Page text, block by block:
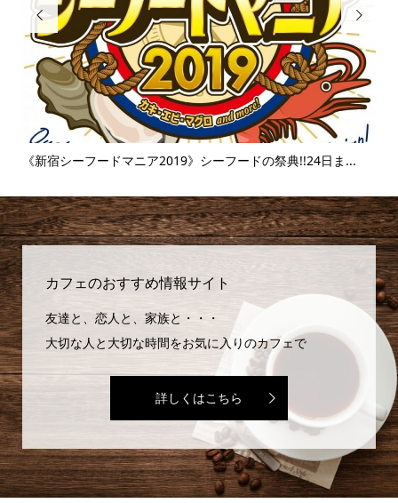

《新宿シーフードマニア2019》シーフードの祭典!!24日ま...

カフェのおすすめ情報サイト
友達と、恋人と、家族と・・・
大切な人と大切な時間をお気に入りのカフェで
詳しくはこちら